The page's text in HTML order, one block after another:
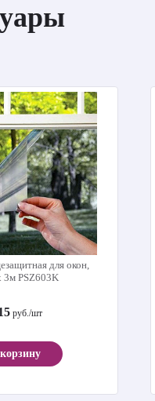
для окон,
3м PSZ603K
руб./шт